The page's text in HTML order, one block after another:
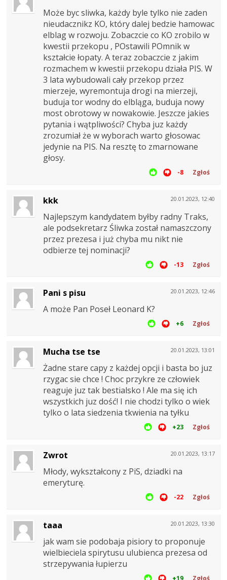
Może byc sliwka, każdy byle tylko nie zaden
nieudacznikz KO, który dalej bedzie hamowac
elblag w rozwoju. Zobaczcie co KO zrobilo w
kwestii przekopu , POstawili POmnik w
kształcie łopaty. A teraz zobaczcie z jakim
rozmachem w kwestii przekopu działa PIS. W
3 lata wybudowali cały przekop przez
mierzeje, wyremontuja drogi na mierzeji,
buduja tor wodny do elbląga, buduja nowy
most obrotowy w nowakowie. Jeszcze jakies
pytania i wątpliwości? Chyba juz każdy
zrozumiał że w wyborach warto głosowac
jedynie na PIS. Na resztę to zmarnowane
głosy.
-8 Zgłoś
20.01.2023, 12:40
kkk
Najlepszym kandydatem byłby radny Traks,
ale podsekretarz Śliwka został namaszczony
przez prezesa i już chyba mu nikt nie
odbierze tej nominacji?
-13 Zgłoś
20.01.2023, 12:46
Pani s pisu
A może Pan Poseł Leonard K?
+6 Zgłoś
20.01.2023, 13:01
Mucha tse tse
Żadne stare capy z każdej opcji i basta bo juz
rzygac sie chce ! Choc przykre ze człowiek
reaguje juz tak bestialsko ! Ale ma się ich
wszystkich juz dość! I nie chodzi tylko o wiek
tylko o lata siedzenia tkwienia na tyłku
+23 Zgłoś
20.01.2023, 13:17
Zwrot
Młody, wykształcony z PiS, dziadki na
emeryturę.
-22 Zgłoś
20.01.2023, 13:30
taaa
jak wam sie podobaja pisiory to proponuje
wielbieciela spirytusu ulubienca prezesa od
strzepywania łupierzu